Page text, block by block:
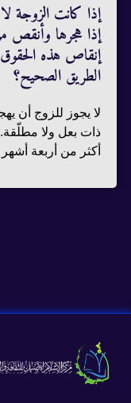
إذا كانت الزوجة
إذا هجرها وأنقص
إنقاص هذه الحقوق
الطريق الصحيح؟
لا يجوز للزوج أن
ذات بعل ولا
أكثر من أربعة أشهر